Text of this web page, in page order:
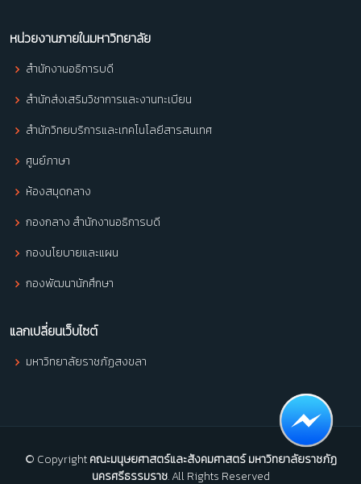
หน่วยงานภายในมหาวิทยาลัย
สำนักงานอธิการบดี
สำนักส่งเสริมวิชาการและงานทะเบียน
สำนักวิทยบริการและเทคโนโลยีสารสนเทศ
ศูนย์ภาษา
ห้องสมุดกลาง
กองกลาง สำนักงานอธิการบดี
กองนโยบายและแผน
กองพัฒนานักศึกษา
แลกเปลี่ยนเว็บไซต์
มหาวิทยาลัยราชภัฏสงขลา
© Copyrightคณะมนุษยศาสตร์และสังคมศาสตร์ มหาวิทยาลัยราชภัฏ
นครศรีธรรมราช. All Rights Reserved